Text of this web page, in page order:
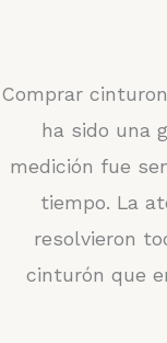
Comprar
ha sido una
medición fue
tiempo. La
resolvieron
cinturón que